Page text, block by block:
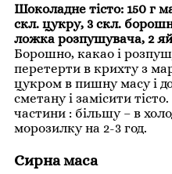
Шоколадне тісто: 150 г
скл. цукру, 3 скл.
ложка розпушувача, 2
Борошно, какао і
перетерти в крихту з
цукром в пишну масу і
сметану і замісити
частини : більшу – в
морозилку на 2-3 год.
Сирна маса